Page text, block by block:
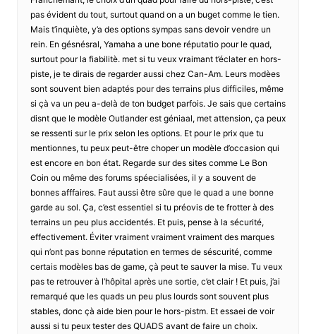
pas évident du tout, surtout quand on a un buget comme le tien.
Mais t’inquiète, y’a des options sympas sans devoir vendre un
rein. En gésnésral, Yamaha a une bone réputatio pour le quad,
surtout pour la fiabilitè. met si tu veux vraimant t’éclater en hors-
piste, je te dirais de regarder aussi chez Can-Am. Leurs modèes
sont souvent bien adaptés pour des terrains plus difficiles, même
si çà va un peu a-delà de ton budget parfois. Je sais que certains
disnt que le modèle Outlander est géniaal, met attension, ça peux
se ressenti sur le prix selon les options. Et pour le prix que tu
mentionnes, tu peux peut-être choper un modèle d’occasion qui
est encore en bon état. Regarde sur des sites comme Le Bon
Coin ou même des forums spéecialisées, il y a souvent de
bonnes afffaires. Faut aussi être sûre que le quad a une bonne
garde au sol. Ça, c’est essentiel si tu préovis de te frotter à des
terrains un peu plus accidentés. Et puis, pense à la sécurité,
effectivement. Éviter vraiment vraiment vraiment des marques
qui n’ont pas bonne réputation en termes de séscurité, comme
certais modèles bas de game, çà peut te sauver la mise. Tu veux
pas te retrouver à l’hôpital après une sortie, c’et clair ! Et puis, j’ai
remarqué que les quads un peu plus lourds sont souvent plus
stables, donc çà aide bien pour le hors-pistm. Et essaei de voir
aussi si tu peux tester des QUADS avant de faire un choix.